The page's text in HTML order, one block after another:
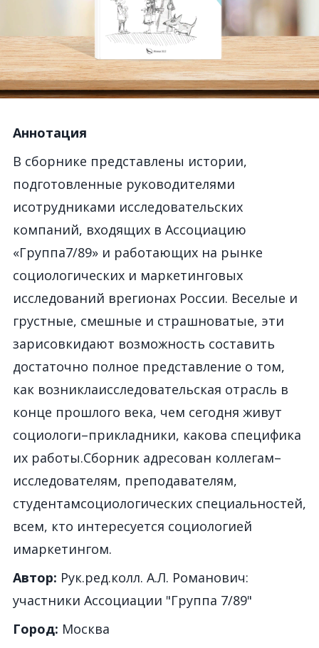
Аннотация
В сборнике представлены истории,
подготовленные руководителями
исотрудниками исследовательских
компаний, входящих в Ассоциацию
«Группа7/89» и работающих на рынке
социологических и маркетинговых
исследований врегионах России. Веселые и
грустные, смешные и страшноватые, эти
зарисовкидают возможность составить
достаточно полное представление о том,
как возниклаисследовательская отрасль в
конце прошлого века, чем сегодня живут
социологи–прикладники, какова специфика
их работы.Сборник адресован коллегам–
исследователям, преподавателям,
студентамсоциологических специальностей,
всем, кто интересуется социологией
имаркетингом.
Автор: Рук.ред.колл. А.Л. Романович:
участники Ассоциации "Группа 7/89"
Город: Москва